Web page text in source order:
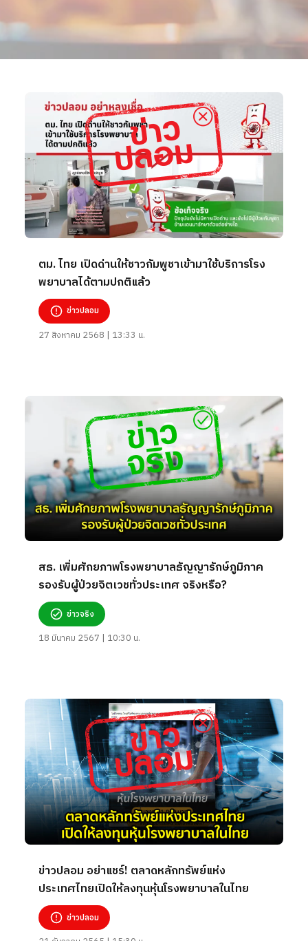
ตม. ไทย เปิดด่านให้ชาวกัมพูชาเข้ามาใช้บริการโรง
พยาบาลได้ตามปกติแล้ว
ข่าวปลอม
27 สิงหาคม 2568 | 13:33 น.
สธ. เพิ่มศักยภาพโรงพยาบาลธัญญารักษ์ภูมิภาค
รองรับผู้ป่วยจิตเวชทั่วประเทศ จริงหรือ?
ข่าวจริง
18 มีนาคม 2567 | 10:30 น.
ข่าวปลอม อย่าแชร์! ตลาดหลักทรัพย์แห่ง
ประเทศไทยเปิดให้ลงทุนหุ้นโรงพยาบาลในไทย
ข่าวปลอม